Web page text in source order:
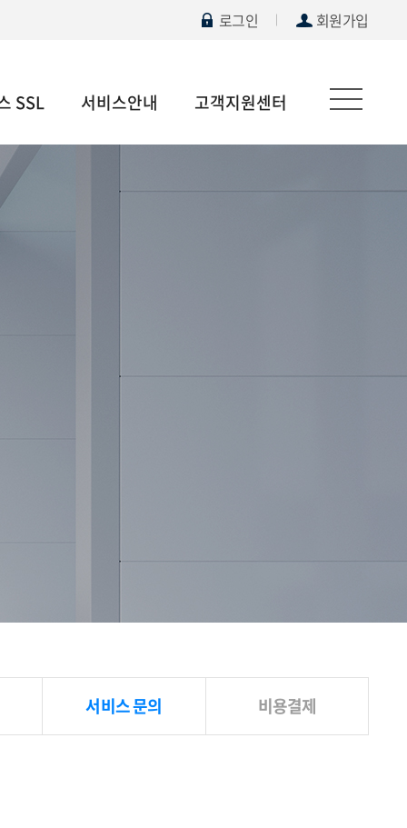
로그인 회원가입
SSL 서비스안내 고객지원센터
서비스 문의 비용결제